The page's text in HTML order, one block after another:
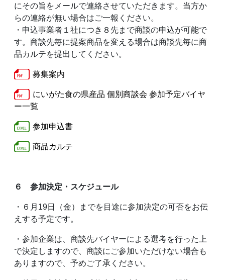
にその旨をメールで連絡させていただきます。当方か
らの連絡が無い場合はご一報ください。
・申込事業者１社につき８先まで商談の申込が可能で
す。商談先毎に提案商品を変える場合は商談先毎に商
品カルテを提出してください。
募集案内
にいがた食の県産品 個別商談会 参加予定バイヤ
ー一覧
参加申込書
商品カルテ
６ 参加決定・スケジュール
・６月19日（金）までを目途に参加決定の可否をお伝
えする予定です。
・参加企業は、商談先バイヤーによる選考を行った上
で決定しますので、商談にご参加いただけない場合も
ありますので、予めご了承ください。